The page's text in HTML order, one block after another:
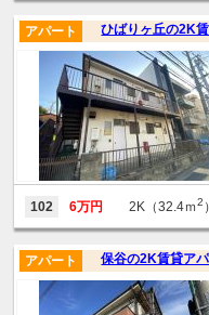
ひばりヶ丘の2K
アパート
102 6万円 2K（32.4ｍ2 ）
保谷の2K賃貸ア
アパート